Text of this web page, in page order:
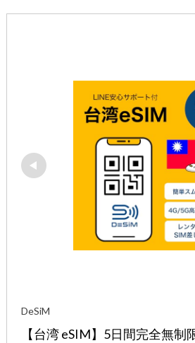
DeSiM
【台湾 eSIM】5日間完全無制